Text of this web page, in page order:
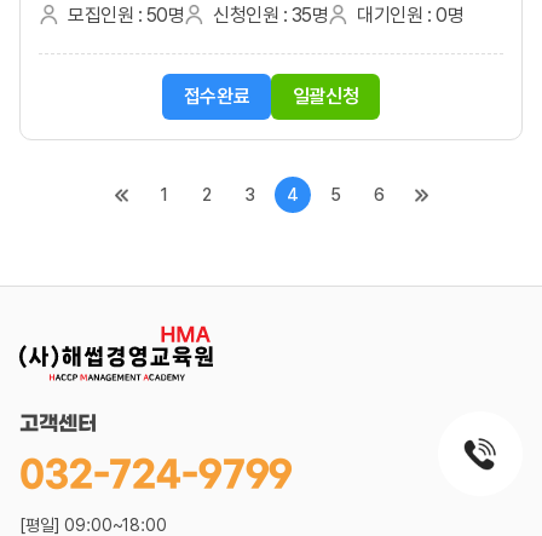
모집인원 : 50명
신청인원 : 35명 대기인원 : 0명
접수완료 일괄신청
1 2 3 4 5 6
고객센터
032-724-9799
[평일] 09:00~18:00